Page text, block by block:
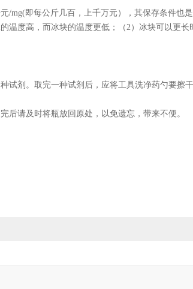
/mg(即每公斤几百，上千万元），其保存条件也是
温度高，而冰块的温度更低；（2）冰块可以更长
试剂。取完一种试剂后，应将工具洗净药勺要擦
后请及时将瓶放回原处，以免遗忘，带来不便。